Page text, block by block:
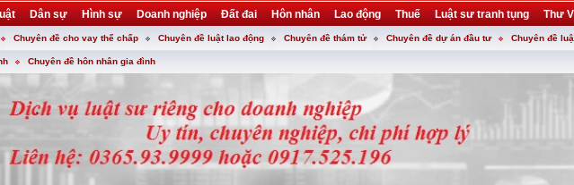
Dân sự Hình sự Doanh nghiệp Đất đai Hôn nhân Lao động Thuế Luật sư tranh tụng Thư
Chuyên đề cho vay thế chấp Chuyên đề luật lao động Chuyên đề thám tử Chuyên đề dự án đầu tư Chuyên đề
Chuyên đề hôn nhân gia đình